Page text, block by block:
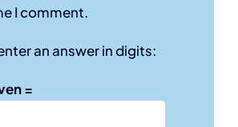
I comment.
an answer in digits:
=